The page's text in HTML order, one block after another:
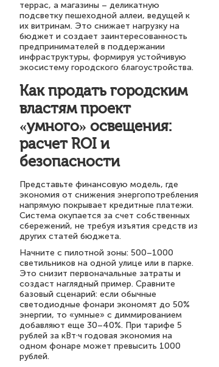
террас, а магазины – деликатную
подсветку пешеходной аллеи, ведущей к
их витринам. Это снижает нагрузку на
бюджет и создает заинтересованность
предпринимателей в поддержании
инфраструктуры, формируя устойчивую
экосистему городского благоустройства.
Как продать городским
властям проект
«умного» освещения:
расчет ROI и
безопасности
Представьте финансовую модель, где
экономия от снижения энергопотребления
напрямую покрывает кредитные платежи.
Система окупается за счет собственных
сбережений, не требуя изъятия средств из
других статей бюджета.
Начните с пилотной зоны: 500–1000
светильников на одной улице или в парке.
Это снизит первоначальные затраты и
создаст наглядный пример. Сравните
базовый сценарий: если обычные
светодиодные фонари экономят до 50%
энергии, то «умные» с диммированием
добавляют еще 30–40%. При тарифе 5
рублей за кВт·ч годовая экономия на
одном фонаре может превысить 1000
рублей.